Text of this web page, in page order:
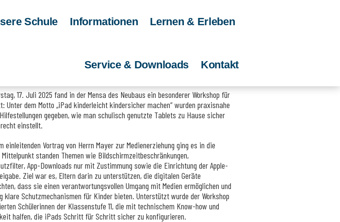
Schule Informationen Lernen & Erleben
Service & Downloads Kontakt
17. Juli 2025 fand in der Mensa des Neubaus ein besonderer Workshop für
Unter dem Motto „iPad kinderleicht kindersicher machen“ wurden praxisnahe
gegeben, wie man schulisch genutzte Tablets zu Hause sicher
einstellt.
einleitenden Vortrag von Herrn Mayer zur Medienerziehung ging es in die
standen Themen wie Bildschirmzeitbeschränkungen,
App-Downloads nur mit Zustimmung sowie die Einrichtung der Apple-
Ziel war es, Eltern darin zu unterstützen, die digitalen Geräte
dass sie einen verantwortungsvollen Umgang mit Medien ermöglichen und
klare Schutzmechanismen für Kinder bieten. Unterstützt wurde der Workshop
Schülerinnen der Klassenstufe 11, die mit technischem Know-how und
halfen, die iPads Schritt für Schritt sicher zu konfigurieren.